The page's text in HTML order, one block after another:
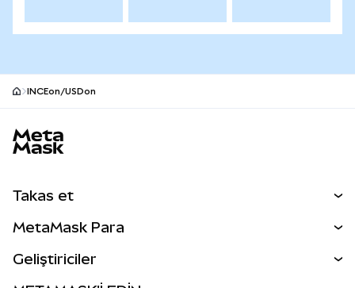
INCEon/USDon
Takas et
Perps
MetaMask Para
Geliştiriciler